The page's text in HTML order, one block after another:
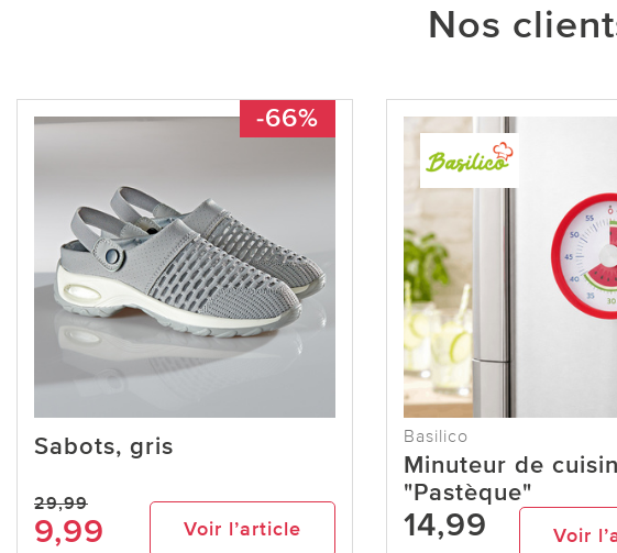
Nos
-66%
Sabots, gris
29,99
9,99 Voir l’article
Basilico
Minuteur de
"Pastèque"
14,99 Voir